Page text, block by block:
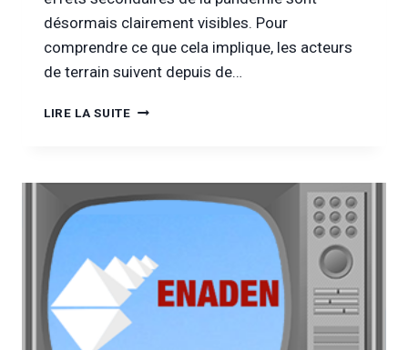
désormais clairement visibles. Pour
comprendre ce que cela implique, les acteurs
de terrain suivent depuis de…
LIRE LA SUITE[VU
POUR
INFO
ET
ADDICTIONS,
LE
COCKTAIL